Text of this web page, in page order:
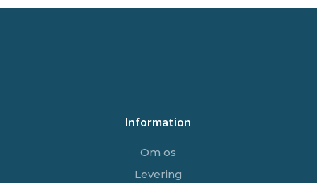
Information
Om os
Levering